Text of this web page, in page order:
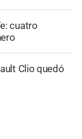
cuatro
Clio quedó